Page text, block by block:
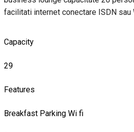
facilitati internet conectare ISDN sau
Capacity
29
Features
Breakfast Parking Wi fi